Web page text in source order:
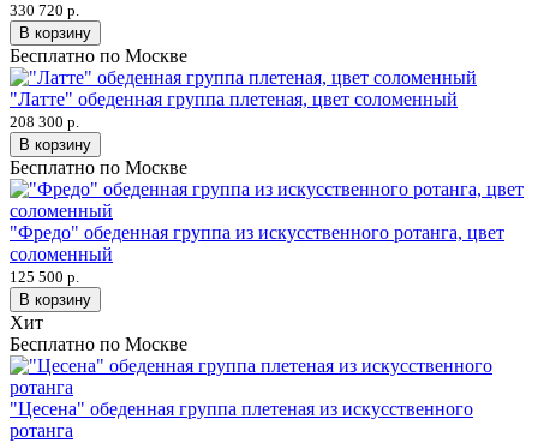
330 720 р.
В корзину
Бесплатно по Москве
"Латте" обеденная группа плетеная, цвет соломенный
208 300 р.
В корзину
Бесплатно по Москве
"Фредо" обеденная группа из искусственного ротанга, цвет
соломенный
125 500 р.
В корзину
Хит
Бесплатно по Москве
"Цесена" обеденная группа плетеная из искусственного
ротанга